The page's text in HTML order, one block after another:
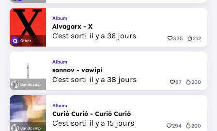
Other
Album
Alvagarx - X
C'est sorti il y a 36 jours 335 212
Bandcamp
Album
sonnov - vawipi
C'est sorti il y a 38 jours 67 200
Bandcamp
Album
Curió Curió - Curió Curió
C'est sorti il y a 15 jours 294 200